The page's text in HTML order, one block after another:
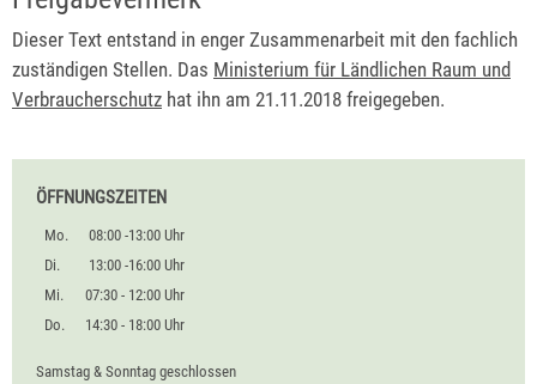
Dieser Text entstand in enger Zusammenarbeit mit den fachlich
zuständigen Stellen. Das Ministerium für Ländlichen Raum und
Verbraucherschutz hat ihn am 21.11.2018 freigegeben.
ÖFFNUNGSZEITEN
Mo.
08:00 -13:00 Uhr
Di.
13:00 -16:00 Uhr
Mi.
07:30 - 12:00 Uhr
Do.
14:30 - 18:00 Uhr
Samstag & Sonntag geschlossen